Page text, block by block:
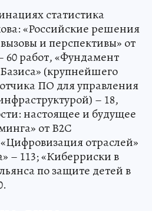
статистика
«Российские решения
и перспективы» от
работ, «Фундамент
(крупнейшего
ПО для управления
– 18,
настоящее и будущее
от В2С
отраслей»
– 113; «Киберриски в
по защите детей в